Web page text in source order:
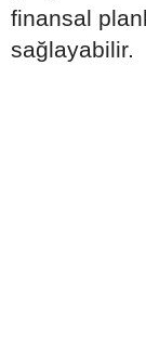
finansal
sağlayabilir.